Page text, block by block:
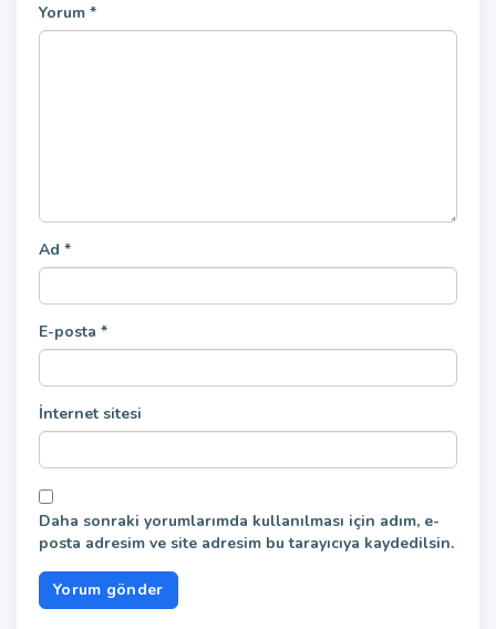
Yorum *
Ad *
E-posta *
İnternet sitesi
Daha sonraki yorumlarımda kullanılması için adım, e-
posta adresim ve site adresim bu tarayıcıya kaydedilsin.